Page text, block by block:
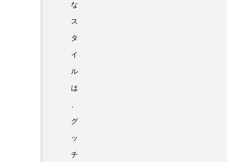
な
ス
タ
イ
ル
は
グ
ッ
チ